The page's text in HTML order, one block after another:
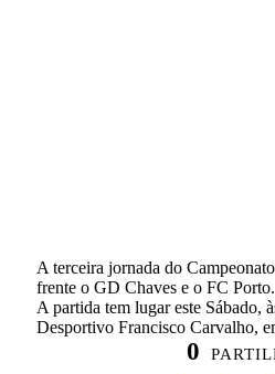
A terceira jornada do
frente o GD Chaves e o FC Porto.
A partida tem lugar este Sábado,
Desportivo Francisco Carvalho,
0